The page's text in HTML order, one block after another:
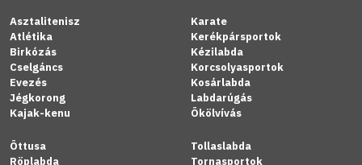
Asztalitenisz
Atlétika
Birkózás
Cselgáncs
Evezés
Jégkorong
Kajak-kenu
Karate
Kerékpársportok
Kézilabda
Korcsolyasportok
Kosárlabda
Labdarúgás
Ökölvívás
Öttusa
Röplabda
Tollaslabda
Tornasportok